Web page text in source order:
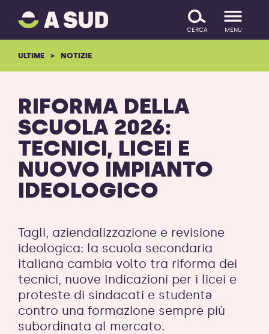
SALTA IL CONTENUTO
A
SUD
logo
ritorna
alla
CERCA MENU
ULTIME NOTIZIE
RIFORMA DELLA
SCUOLA 2026:
TECNICI, LICEI E
NUOVO IMPIANTO
IDEOLOGICO
Tagli, aziendalizzazione e revisione
ideologica: la scuola secondaria
italiana cambia volto tra riforma dei
tecnici, nuove Indicazioni per i licei e
proteste di sindacati e studentə
contro una formazione sempre più
subordinata al mercato.